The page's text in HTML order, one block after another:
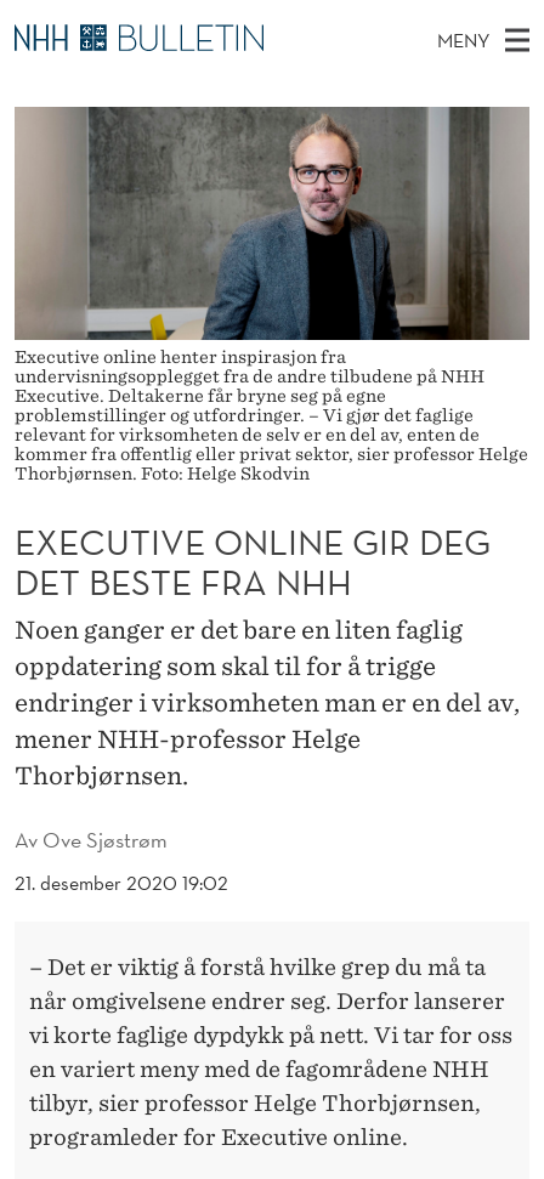
E
X
E
V
E
O
N
N
E
G
R
D
E
MENY
O
Y
Ø
Stipendiater og nye forskerprofiler
Disputaser
Ekspertutvalg
Om Bulletin
Executive online henter inspirasjon fra
undervisningsopplegget fra de andre tilbudene på NHH
Executive. Deltakerne får bryne seg på egne
problemstillinger og utfordringer. – Vi gjør det faglige
relevant for virksomheten de selv er en del av, enten de
kommer fra offentlig eller privat sektor, sier professor Helge
Thorbjørnsen. Foto: Helge Skodvin
Av Ove Sjøstrøm
21. desember 2020 19:02
EXECUTIVE ONLINE GIR DEG
DET BESTE FRA NHH
Noen ganger er det bare en liten faglig
oppdatering som skal til for å trigge
endringer i virksomheten man er en del av,
mener NHH-professor Helge
Thorbjørnsen.
– Det er viktig å forstå hvilke grep du må ta
når omgivelsene endrer seg. Derfor lanserer
vi korte faglige dypdykk på nett. Vi tar for oss
en variert meny med de fagområdene NHH
tilbyr, sier professor Helge Thorbjørnsen,
programleder for Executive online.